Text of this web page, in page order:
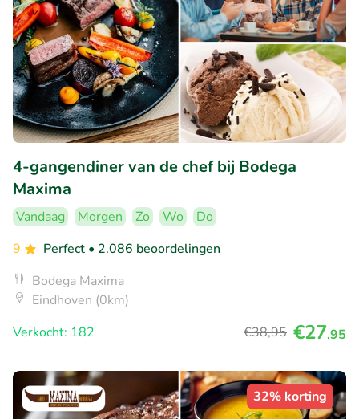
4-gangendiner van de chef bij Bodega
Maxima
Vandaag Morgen Zo Wo
Do
9
Perfect • 2.086 beoordelingen
Bodega Maxima
Eindhoven (0km)
Verkocht: 182
€38,95 €27,95
32% korting